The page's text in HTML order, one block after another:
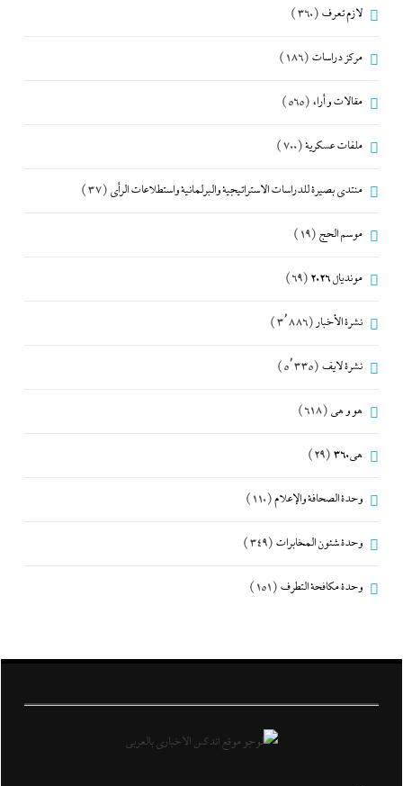
لازم تعرف (360)
مركز دراسات (186)
مقالات و أراء (565)
ملفات عسكرية(700)
منتدى بصيرة للدراسات الاستراتيجية والبرلمانية واستطلاعات الرأى (37)
موسم الحج (19)
مونديال 2026 (69)
نشرة الأخبار (3٬886)
نشرة لايف (5٬335)
هو و هي (618)
هى360 (29)
وحدة الصحافة والإعلام(110)
وحدة شئون المخابرات (349)
وحدة مكافحة التطرف (151)